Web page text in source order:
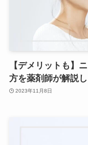
【デメリットも】
方を薬剤師が解説し
2023年11月8日